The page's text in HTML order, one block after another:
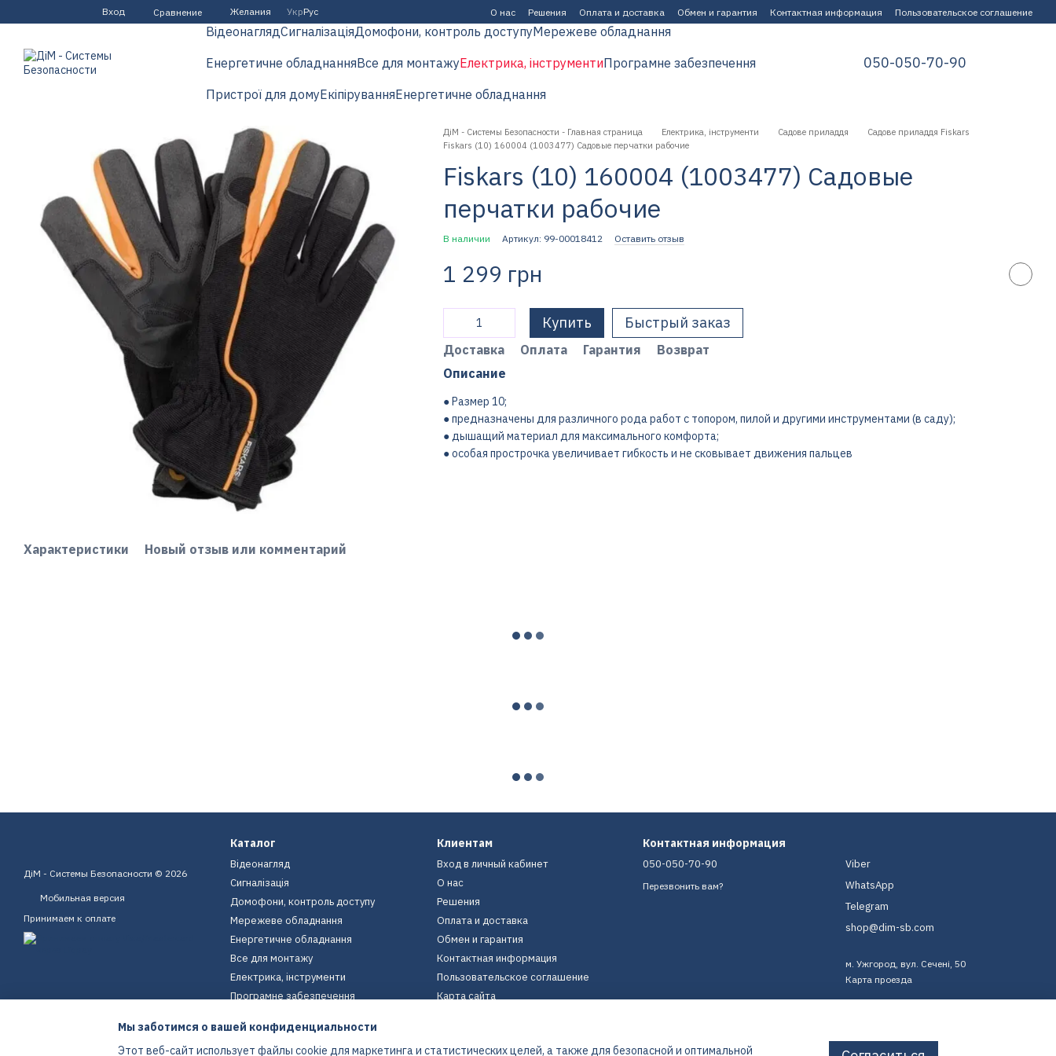
Перейти к основному контенту
Вход Сравнение Желания УкрРус О нас Решения Оплата и доставка Обмен и гарантия Контактная информация Пользовательское соглашение
ВідеонаглядСигналізаціяДомофони, контроль доступуМережеве обладнання
Енергетичне обладнанняВсе для монтажуЕлектрика, інструментиПрограмне забезпечення
Пристрої для домуЕкіпіруванняЕнергетичне обладнання
050-050-70-90
Характеристики Новый отзыв или комментарий
ДіМ - Системы Безопасности - Главная страница Електрика, інструменти Садове приладдя
Садове приладдя Fiskars
Fiskars (10) 160004 (1003477) Садовые перчатки рабочие
Fiskars (10) 160004 (1003477) Садовые
перчатки рабочие
В наличии Артикул: 99-00018412 Оставить отзыв
1 299 грн
Купить Быстрый заказ
Доставка Оплата Гарантия
Возврат
Описание
● Размер 10;
● предназначены для различного рода работ с топором, пилой и другими инструментами (в саду);
● дышащий материал для максимального комфорта;
● особая прострочка увеличивает гибкость и не сковывает движения пальцев
ДіМ - Системы Безопасности © 2026
Мобильная версия
Принимаем к оплате
Каталог
Відеонагляд
Сигналізація
Домофони, контроль доступу
Мережеве обладнання
Енергетичне обладнання
Все для монтажу
Електрика, інструменти
Програмне забезпечення
Екіпірування
Енергетичне обладнання
Клиентам
Вход в личный кабинет
О нас
Решения
Оплата и доставка
Обмен и гарантия
Контактная информация
Пользовательское соглашение
Карта сайта
Контактная информация
050-050-70-90
Перезвонить вам?
Viber
WhatsApp
Telegram
shop@dim-sb.com
м. Ужгород, вул. Сечені, 50
Карта проезда
Мы заботимся о вашей конфиденциальности
Этот веб-сайт использует файлы cookie для маркетинга и статистических целей, а также для безопасной и оптимальной